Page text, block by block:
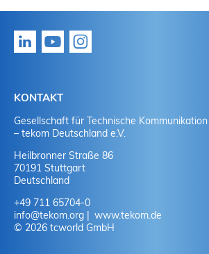
KONTAKT
Gesellschaft für Technische Kommunikation
– tekom Deutschland e.V.
Heilbronner Straße 86
70191 Stuttgart
Deutschland
+49 711 65704-0
info@tekom.org
www.tekom.de
© 2026 tcworld GmbH